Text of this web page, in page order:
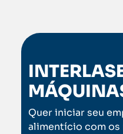
Quer iniciar seu
alimentício com